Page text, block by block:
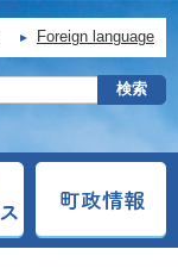
Foreign language